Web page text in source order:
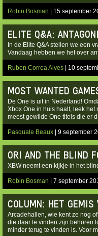
Robin Bosman | 15 september
ELITE Q&A:
In de Elite Q&A stellen we een
Vandaag hebben we het over
Ruben Correa Alves | 10
MOST WANTED
De One is uit in Nederland!
Xbox One in huis haalt, leek
meest gewilde One titels die er
Pasquale Beaux | 9 september
ORI AND THE BLIND
XBW neemt een kijkje in het
Robin Bosman | 7 september
COLUMN: HET GEMIS
Arcadehallen, wie kent ze nog
die daar te vinden zijn behoren
minder terug te vinden is. Voor